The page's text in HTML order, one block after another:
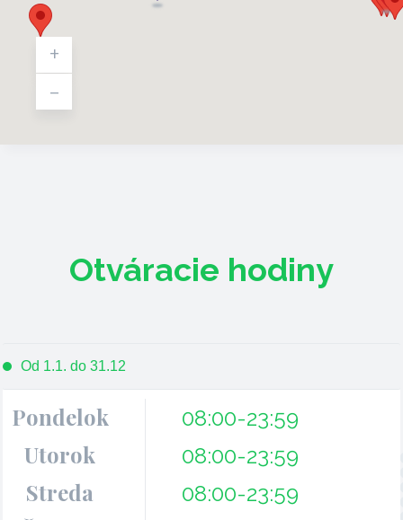
+
-
Otváracie hodiny
Od 1.1. do 31.12
Pondelok 08:00-23:59
Utorok 08:00-23:59
Streda 08:00-23:59